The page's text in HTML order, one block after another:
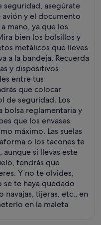
seguridad, asegúrate
y el documento
mano, ya que los
bien los bolsillos y
metálicos que lleves
a la bandeja. Recuerda
y dispositivos
entre tus
que colocar
de seguridad. Los
bolsa reglamentaria y
que los envases
máximo. Las suelas
o los tacones te
si llevas este
tendrás que
Y no te olvides,
se te haya quedado
tijeras, etc., en
en la maleta